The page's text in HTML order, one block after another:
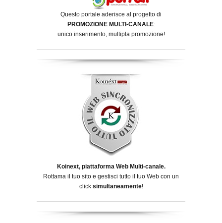
Questo portale aderisce al progetto di
PROMOZIONE MULTI-CANALE:
unico inserimento, multipla promozione!
Koinext, piattaforma Web Multi-canale.
Rottama il tuo sito e gestisci tutto il tuo Web con un
click simultaneamente!